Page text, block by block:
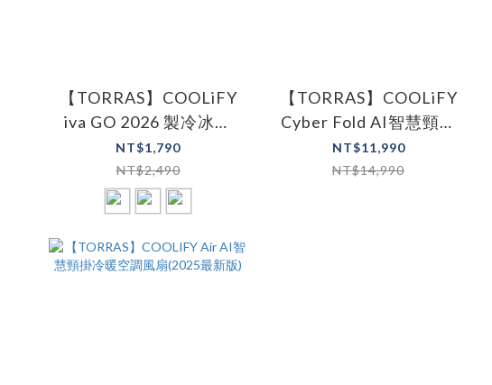
【TORRAS】COOLiFY
iva GO 2026 製冷冰敷
高速手持風扇
NT$1,790
NT$2,490
【TORRAS】COOLiFY
Cyber Fold AI智慧頸掛
冷暖空調風扇
NT$11,990
NT$14,990